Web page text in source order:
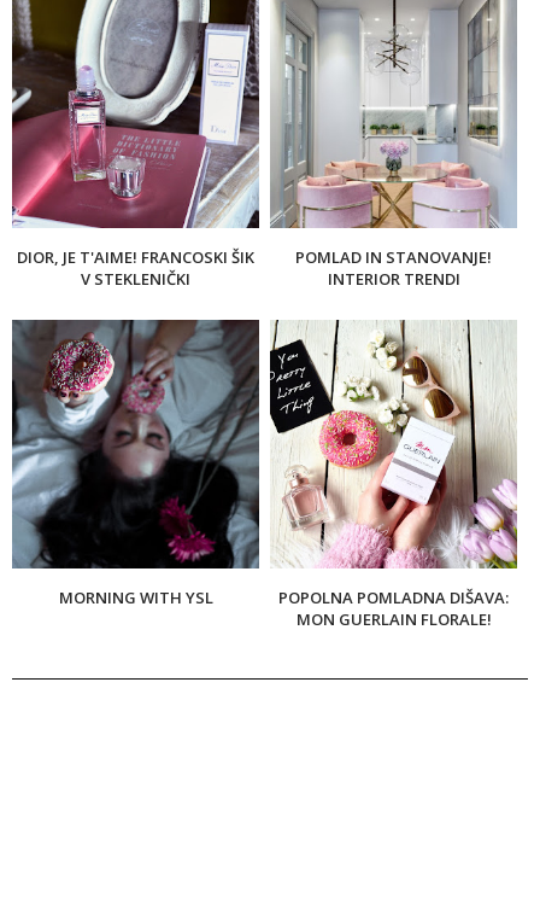
DIOR, JE T'AIME! FRANCOSKI ŠIK
V STEKLENIČKI
POMLAD IN STANOVANJE!
INTERIOR TRENDI
MORNING WITH YSL
POPOLNA POMLADNA DIŠAVA:
MON GUERLAIN FLORALE!